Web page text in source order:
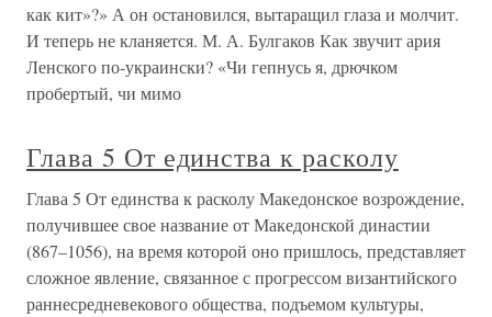
как кит»?» А он остановился, вытаращил глаза и молчит.
И теперь не кланяется. М. А. Булгаков Как звучит ария
Ленского по-украински? «Чи гепнусь я, дрючком
пробертый, чи мимо
Глава 5 От единства к расколу
Глава 5 От единства к расколу Македонское возрождение,
получившее свое название от Македонской династии
(867–1056), на время которой оно пришлось, представляет
сложное явление, связанное с прогрессом византийского
раннесредневекового общества, подъемом культуры,